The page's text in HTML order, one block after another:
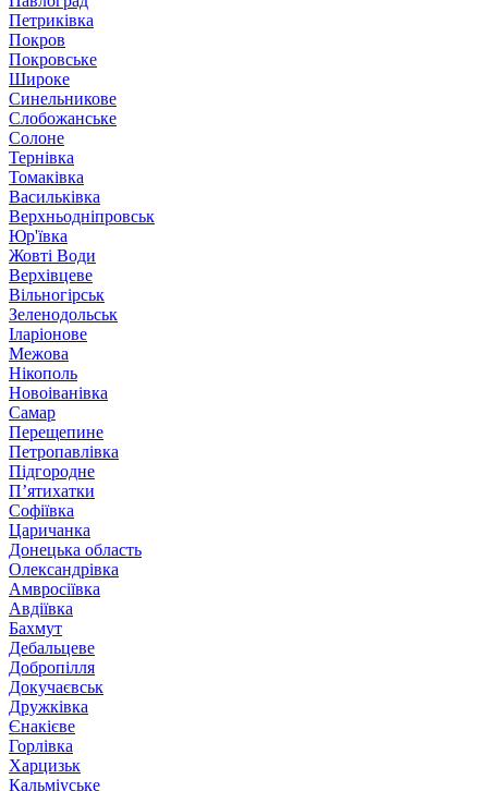
Петриківка
Покров
Покровське
Широке
Синельникове
Слобожанське
Солоне
Тернівка
Томаківка
Васильківка
Верхньодніпровськ
Юр'ївка
Жовті Води
Верхівцеве
Вільногірськ
Зеленодольськ
Іларіонове
Межова
Нікополь
Новоіванівка
Самар
Перещепине
Петропавлівка
Підгородне
П’ятихатки
Софіївка
Царичанка
Донецька область
Олександрівка
Амвросіївка
Авдіївка
Бахмут
Дебальцеве
Добропілля
Докучаєвськ
Дружківка
Єнакієве
Горлівка
Харцизьк
Кальміуське